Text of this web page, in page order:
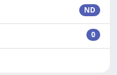
ND
0